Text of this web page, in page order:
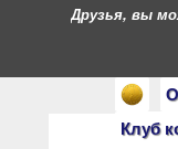
Клуб
Друзья, вы